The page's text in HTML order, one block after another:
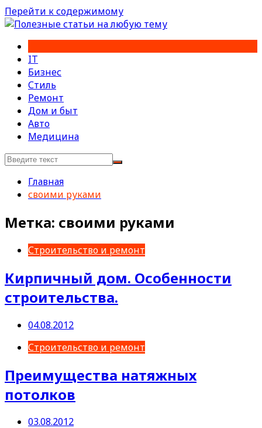
Перейти к содержимому
IT
Бизнес
Стиль
Ремонт
Дом и быт
Авто
Медицина
Главная
своими руками
Метка: своими руками
Строительство и ремонт
Кирпичный дом. Особенности
строительства.
04.08.2012
Строительство и ремонт
Преимущества натяжных
потолков
03.08.2012